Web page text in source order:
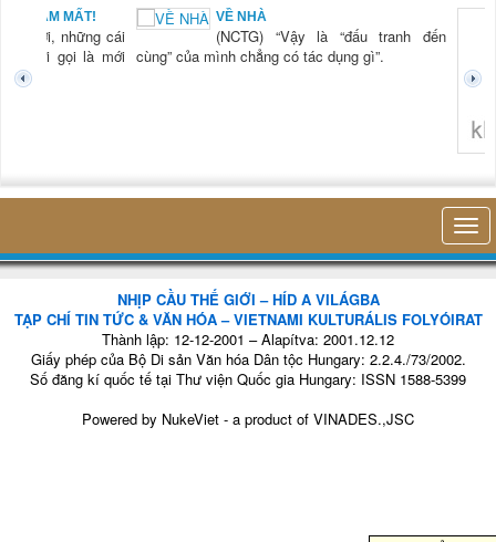
NAM MẤT!
“Xời, những cái
mới gọi là mới
VỀ NHÀ
(NCTG) “Vậy là “đấu tranh đến
cùng” của mình chẳng có tác dụng gì”.
NHỊP CẦU THẾ GIỚI – HÍD A VILÁGBA
TẠP CHÍ TIN TỨC & VĂN HÓA – VIETNAMI KULTURÁLIS FOLYÓIRAT
Thành lập: 12-12-2001 – Alapítva: 2001.12.12
Giấy phép của Bộ Di sản Văn hóa Dân tộc Hungary: 2.2.4./73/2002.
Số đăng kí quốc tế tại Thư viện Quốc gia Hungary: ISSN 1588-5399
Powered by NukeViet - a product of VINADES.,JSC